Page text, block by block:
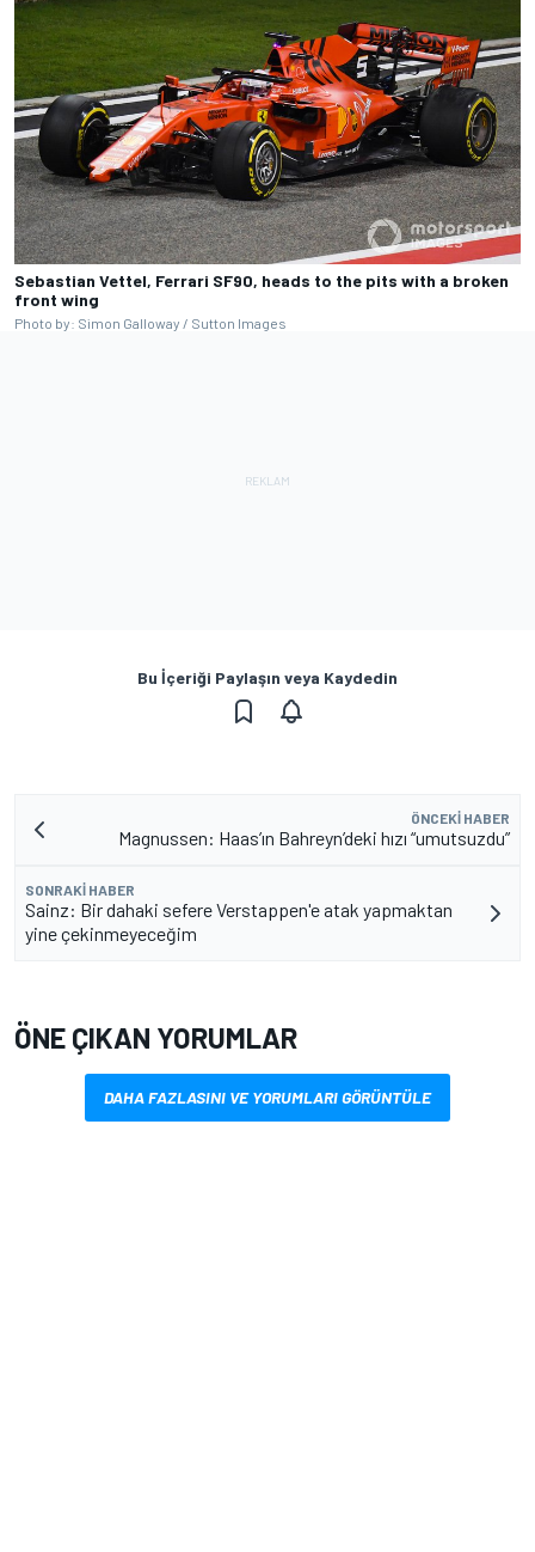
Sebastian Vettel, Ferrari SF90, heads to the pits with a broken
front wing
Photo by: Simon Galloway / Sutton Images
Bu İçeriği Paylaşın veya Kaydedin
ÖNCEKI HABER
Magnussen: Haas’ın Bahreyn’deki hızı “umutsuzdu”
SONRAKI HABER
Sainz: Bir dahaki sefere Verstappen'e atak yapmaktan
yine çekinmeyeceğim
ÖNE ÇIKAN YORUMLAR
DAHA FAZLASINI VE YORUMLARI GÖRÜNTÜLE